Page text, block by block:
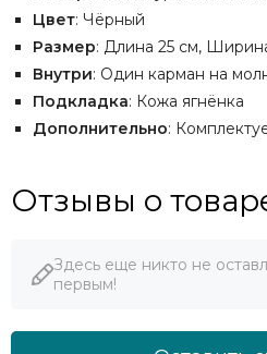
Цвет: Чёрный
Размер: Длина 25 см,
Внутри: Один карман на
Подкладка: Кожа ягнёнка
Дополнительно:
Отзывы о
Здесь еще никто не
первым!